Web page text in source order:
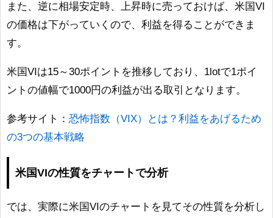
また、逆に相場安定時、上昇時に売っておけば、米国VI
の価格は下がっていくので、利益を得ることができま
す。
米国VIは15～30ポイントを推移しており、1lotで1ポイ
ントの値幅で1000円の利益が出る取引となります。
参考サイト： 恐怖指数（VIX）とは？利益をあげるため
の3つの基本戦略
米国VIの性質をチャートで分析
では、実際に米国VIのチャートを見てその性質を分析し